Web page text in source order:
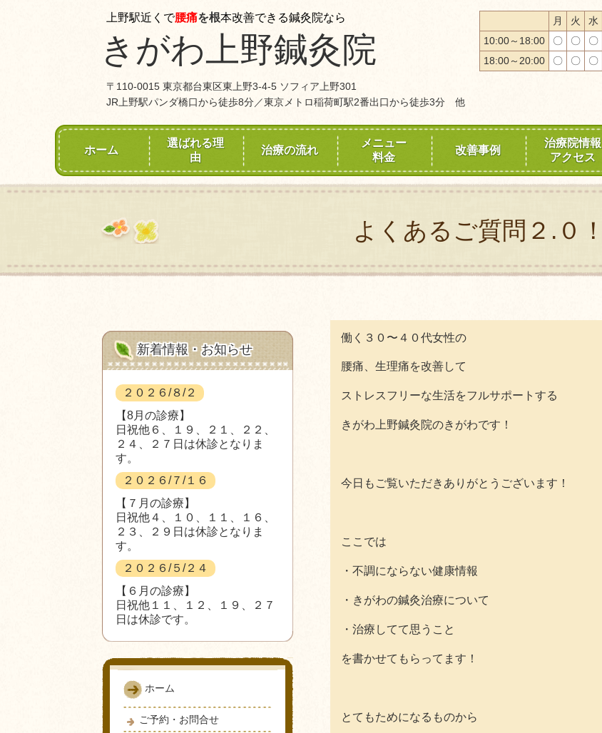
上野駅近くで腰痛を根本改善できる鍼灸院なら
きがわ上野鍼灸院
〒110-0015 東京都台東区東上野3-4-5 ソフィア上野301
JR上野駅パンダ橋口から徒歩8分／東京メトロ稲荷町駅2番出口から徒歩3分 他
月 火 水
10:00～18:00
〇 〇 〇
18:00～20:00
〇 〇 〇
ホーム
選ばれる理
由
治療の流れ
メニュー
料金
改善事例
治療院情報
アクセス
よくあるご質問２.０！
働く３０〜４０代女性の
腰痛、生理痛を改善して
ストレスフリーな生活をフルサポートする
きがわ上野鍼灸院のきがわです！
今日もご覧いただきありがとうございます！
ここでは
・不調にならない健康情報
・きがわの鍼灸治療について
・治療してて思うこと
を書かせてもらってます！
とてもためになるものから
新着情報・お知らせ
２０２６/８/２
【8月の診療】
日祝他６、１９、２１、２２、
２４、２７日は休診となりま
す。
２０２６/７/１６
【７月の診療】
日祝他４、１０、１１、１６、
２３、２９日は休診となりま
す。
２０２６/５/２４
【６月の診療】
日祝他１１、１２、１９、２７
日は休診です。
ホーム
ご予約・お問合せ